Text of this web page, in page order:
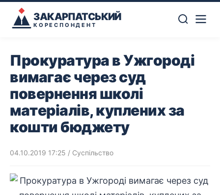
ЗАКАРПАТСЬКИЙ
КОРЕСПОНДЕНТ
Прокуратура в Ужгороді
вимагає через суд
повернення школі
матеріалів, куплених за
кошти бюджету
04.10.2019 17:25 / Суспільство